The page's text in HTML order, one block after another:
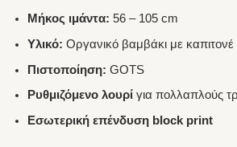
Μήκος ιμάντα: 56 – 105 cm
Υλικό: Οργανικό βαμβάκι με καπιτονέ
Πιστοποίηση: GOTS
Ρυθμιζόμενο λουρί για πολλαπλούς
Εσωτερική επένδυση block print